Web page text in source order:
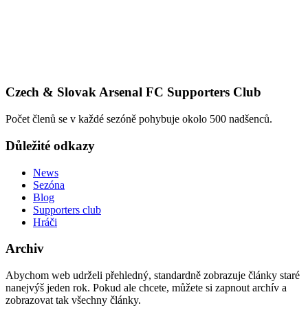
Czech & Slovak Arsenal FC Supporters Club
Počet členů se v každé sezóně pohybuje okolo 500 nadšenců.
Důležité odkazy
News
Sezóna
Blog
Supporters club
Hráči
Archiv
Abychom web udrželi přehledný, standardně zobrazuje články staré
nanejvýš jeden rok. Pokud ale chcete, můžete si zapnout archív a
zobrazovat tak všechny články.